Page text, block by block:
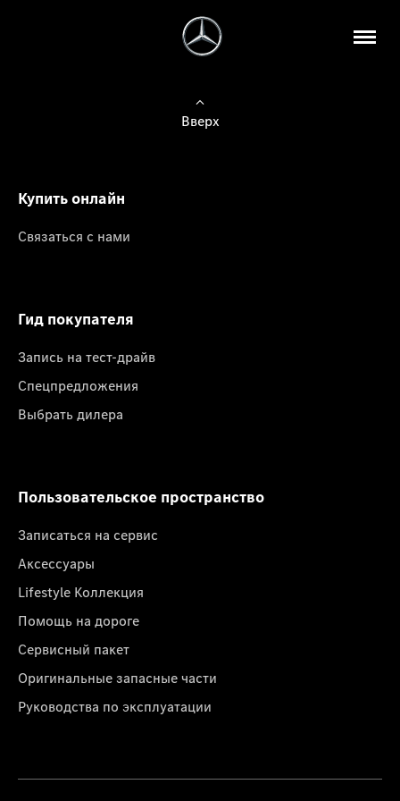
Вверх
Купить онлайн
Связаться с нами
Гид покупателя
Запись на тест-драйв
Спецпредложения
Выбрать дилера
Пользовательское пространство
Записаться на сервис
Аксессуары
Lifestyle Коллекция
Помощь на дороге
Сервисный пакет
Оригинальные запасные части
Руководства по эксплуатации